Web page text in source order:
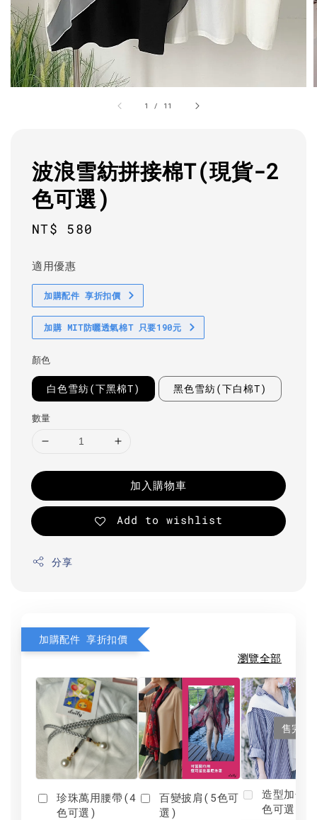
1 / 11
波浪雪紡拼接棉T(現貨-2
色可選)
Regular
NT$ 580
適用優惠
加購配件 享折扣價
加購 MIT防曬透氣棉T 只要190元
顏色
白色雪紡(下黑棉T) 黑色雪紡(下白棉T)
數量
加入購物車
Add to wishlist
分享
加購配件 享折扣價
瀏覽全部
珍珠萬用腰帶(4
色可選)
百變披肩(5色可
選)
售完
造型加分
色可選)